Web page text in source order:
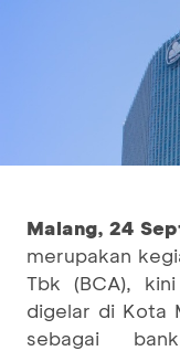
Malang, 24
merupakan
Tbk (BCA),
digelar di Kota
sebagai